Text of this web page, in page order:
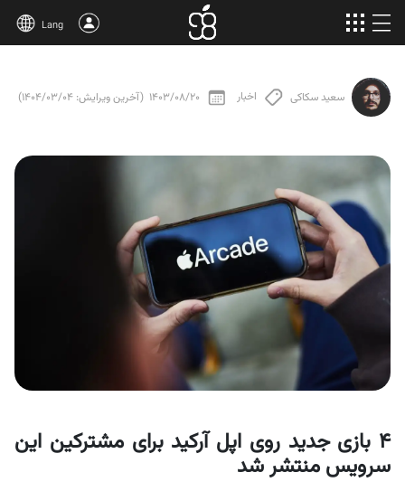
محصولات بیشتر
درباره‌ی ما
قوانین
پشتیبانی
Lang
سعید سکاکی اخبار 1403/08/20 (آخرین ویرایش: 1404/03/04)
4 بازی جدید روی اپل آرکید برای مشترکین این
سرویس منتشر شد